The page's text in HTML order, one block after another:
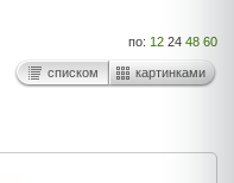
по: 12 24 48 60
списком картинками